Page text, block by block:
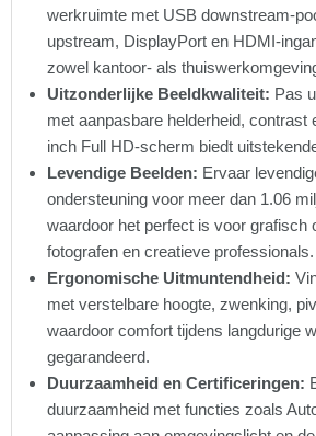
werkruimte met USB downstream-
upstream, DisplayPort en HDMI-
zowel kantoor- als
Uitzonderlijke Beeldkwaliteit: Pas
met aanpasbare helderheid, contrast
inch Full HD-scherm biedt
Levendige Beelden: Ervaar
ondersteuning voor meer dan 1.06
waardoor het perfect is voor grafisch
fotografen en creatieve professionals.
Ergonomische Uitmuntendheid:
met verstelbare hoogte, zwenking,
waardoor comfort tijdens langdurige
gegarandeerd.
Duurzaamheid en Certificeringen:
duurzaamheid met functies zoals